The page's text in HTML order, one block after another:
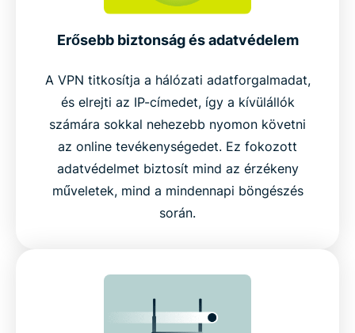
Erősebb biztonság és adatvédelem
A VPN titkosítja a hálózati adatforgalmadat,
és elrejti az IP-címedet, így a kívülállók
számára sokkal nehezebb nyomon követni
az online tevékenységedet. Ez fokozott
adatvédelmet biztosít mind az érzékeny
műveletek, mind a mindennapi böngészés
során.